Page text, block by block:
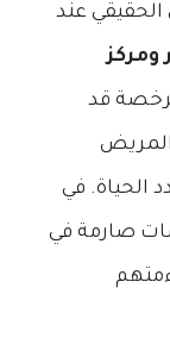
الحقيقي عند
قد
الحياة. في
صارمة في